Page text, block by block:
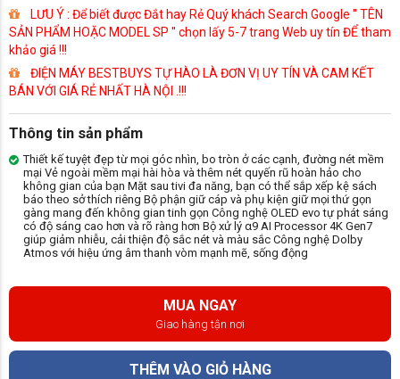
LƯU Ý : Để biết được Đắt hay Rẻ Quý khách Search Google '' TÊN
SẢN PHẨM HOẶC MODEL SP '' chọn lấy 5-7 trang Web uy tín ĐỂ tham
khảo giá !!!
ĐIỆN MÁY BESTBUYS TỰ HÀO LÀ ĐƠN VỊ UY TÍN VÀ CAM KẾT
BÁN VỚI GIÁ RẺ NHẤT HÀ NỘI .!!!
Thông tin sản phẩm
Thiết kế tuyệt đẹp từ mọi góc nhìn, bo tròn ở các cạnh, đường nét mềm
mại Vẻ ngoài mềm mại hài hòa và thêm nét quyến rũ hoàn hảo cho
không gian của bạn Mặt sau tivi đa năng, bạn có thể sắp xếp kệ sách
báo theo sở thích riêng Bộ phận giữ cáp và phụ kiện giữ mọi thứ gọn
gàng mang đến không gian tinh gọn Công nghệ OLED evo tự phát sáng
có độ sáng cao hơn và rõ ràng hơn Bộ xử lý α9 AI Processor 4K Gen7
giúp giảm nhiễu, cải thiện độ sắc nét và màu sắc Công nghệ Dolby
Atmos với hiệu ứng âm thanh vòm mạnh mẽ, sống động
MUA NGAY
Giao hàng tận nơi
THÊM VÀO GIỎ HÀNG